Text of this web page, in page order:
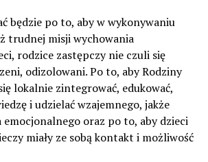
będzie po to, aby w wykonywaniu
trudnej misji wychowania
rodzice zastępczy nie czuli się
odizolowani. Po to, aby Rodziny
lokalnie zintegrować, edukować,
i udzielać wzajemnego, jakże
emocjonalnego oraz po to, aby dzieci
miały ze sobą kontakt i możliwość